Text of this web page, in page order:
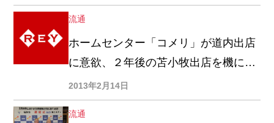
置店」後継テナント
流通
ホームセンター「コメリ」が道内出店
に意欲、２年後の苫小牧出店を機に道
内地方展開加速か
2013年2月14日
流通